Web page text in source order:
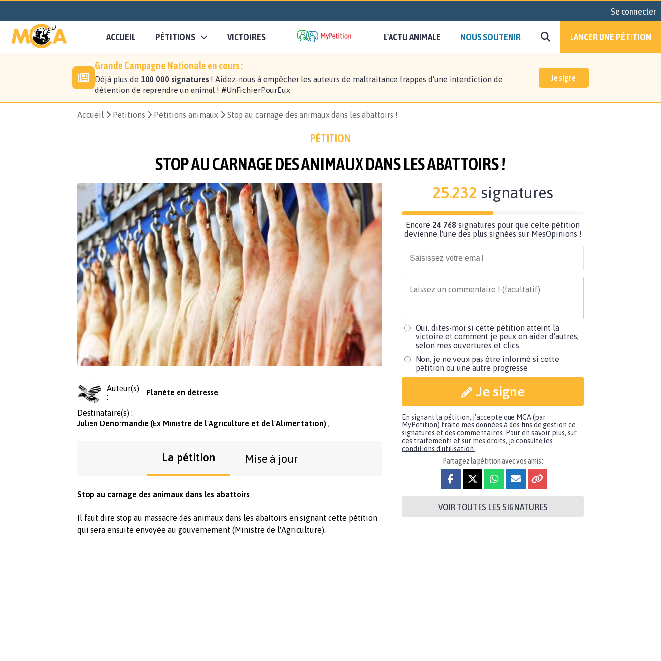
Se connecter
ACCUEIL PÉTITIONS VICTOIRES L'ACTU ANIMALE NOUS SOUTENIR LANCER UNE PÉTITION
Grande Campagne Nationale en cours :
Déjà plus de 100 000 signatures ! Aidez-nous à empêcher les auteurs de maltraitance frappés d'une interdiction de
détention de reprendre un animal ! #UnFichierPourEux
Je signe
Accueil Pétitions Pétitions animaux Stop au carnage des animaux dans les abattoirs !
PÉTITION
STOP AU CARNAGE DES ANIMAUX DANS LES ABATTOIRS !
Auteur(s)
:
Planète en détresse
Destinataire(s) :
Julien Denormandie (Ex Ministre de l'Agriculture et de l'Alimentation)
La pétition Mise à jour
Stop au carnage des animaux dans les abattoirs
Il faut dire stop au massacre des animaux dans les abattoirs en signant cette pétition
qui sera ensuite envoyée au gouvernement (Ministre de l'Agriculture).
25.232 signatures
Encore 24 768 signatures pour que cette pétition
devienne l'une des plus signées sur MesOpinions !
Oui, dites-moi si cette pétition atteint la
victoire et comment je peux en aider d'autres,
selon mes ouvertures et clics
Non, je ne veux pas être informé si cette
pétition ou une autre progresse
Je signe
En signant la pétition, j'accepte que MCA (par
MyPetition) traite mes données à des fins de gestion de
signatures et des commentaires. Pour en savoir plus, sur
ces traitements et sur mes droits, je consulte les
conditions d'utilisation.
Partagez la pétition avec vos amis :
VOIR TOUTES LES SIGNATURES